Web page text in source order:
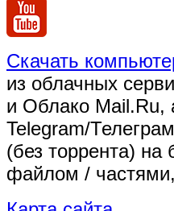
Скачать
из облачных
и Облако Mail.Ru,
Telegram/Телеграм
(без торрента) на
файлом /